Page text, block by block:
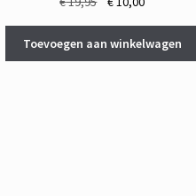
was:
€ 19,95.
is:
€ 10,00.
Toevoegen aan winkelwagen